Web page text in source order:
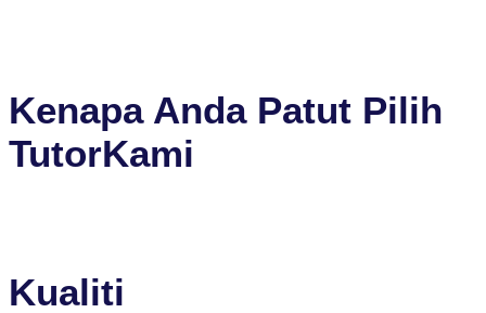
Kenapa Anda Patut Pilih
TutorKami
Kualiti